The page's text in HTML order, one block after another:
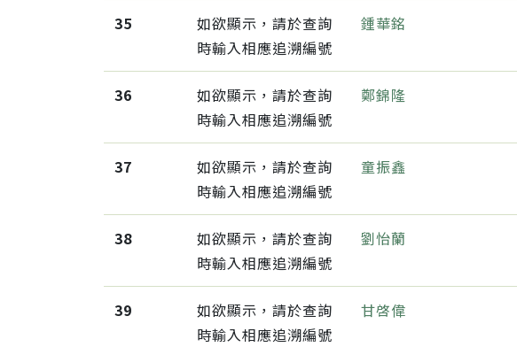
35
如欲顯示，請於查詢
時輸入相應追溯編號
鍾華銘
36
如欲顯示，請於查詢
時輸入相應追溯編號
鄭錦隆
37
如欲顯示，請於查詢
時輸入相應追溯編號
童振鑫
38
如欲顯示，請於查詢
時輸入相應追溯編號
劉怡蘭
39
如欲顯示，請於查詢
時輸入相應追溯編號
甘啓偉